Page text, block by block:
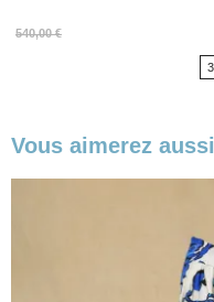
540,00 €
Prix
Prix
Vous aimerez aussi